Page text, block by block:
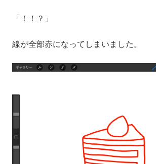
「！！？」
線が全部赤になってしまいました。